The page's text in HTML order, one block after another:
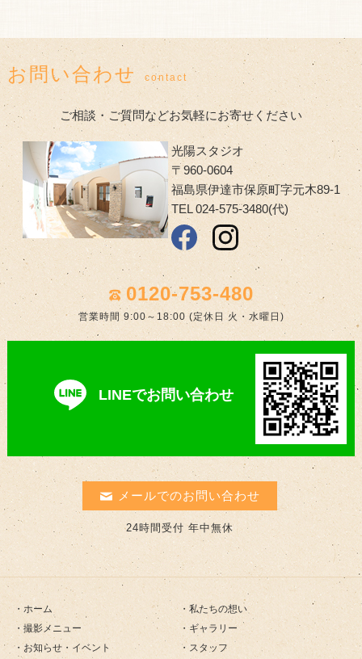
お問い合わせ contact
ご相談・ご質問などお気軽にお寄せください
光陽スタジオ
〒960-0604
福島県伊達市保原町字元木89-1
TEL 024-575-3480(代)
0120-753-480
営業時間 9:00～18:00 (定休日 火・水曜日)
LINEでお問い合わせ
メールでのお問い合わせ
24時間受付 年中無休
ホーム
私たちの想い
撮影メニュー
ギャラリー
お知らせ・イベント
スタッフ